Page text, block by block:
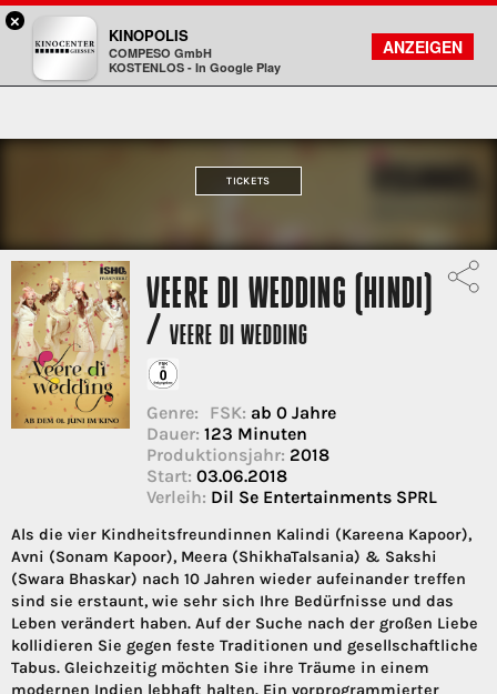
Kinopolis
FILMSUCHE
KONTO
TICKETS
VEERE DI WEDDING (HINDI)
/VEERE DI WEDDING
Genre: FSK: ab 0 Jahre
Dauer: 123 Minuten
Produktionsjahr: 2018
Start: 03.06.2018
Verleih: Dil Se Entertainments SPRL
Als die vier Kindheitsfreundinnen Kalindi (Kareena Kapoor),
Avni (Sonam Kapoor), Meera (ShikhaTalsania) & Sakshi
(Swara Bhaskar) nach 10 Jahren wieder aufeinander treffen
sind sie erstaunt, wie sehr sich Ihre Bedürfnisse und das
Leben verändert haben. Auf der Suche nach der großen Liebe
kollidieren Sie gegen feste Traditionen und gesellschaftliche
Tabus. Gleichzeitig möchten Sie ihre Träume in einem
modernen Indien lebhaft halten. Ein vorprogrammierter
×
KINOPOLIS
COMPESO GmbH
KOSTENLOS - In Google Play
ANZEIGEN